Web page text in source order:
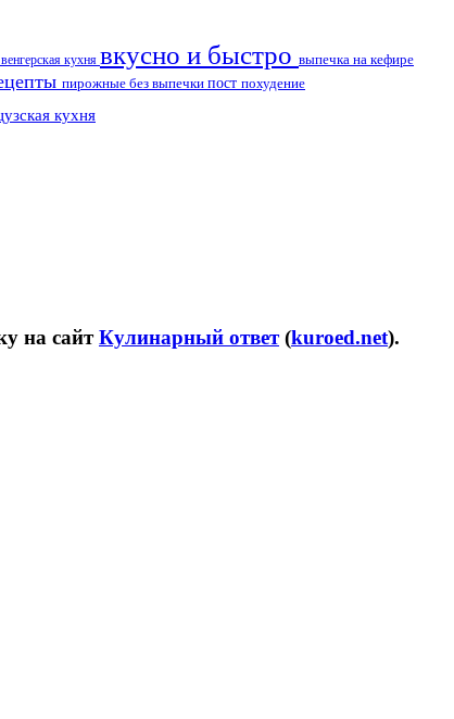
венгерская кухня вкусно и быстро выпечка на кефире
пирожные без выпечки пост похудение
кухня
на сайтКулинарный ответ(kuroed.net).